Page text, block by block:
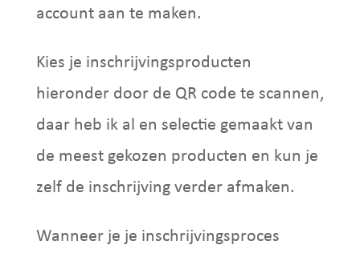
account aan te maken.
Kies je inschrijvingsproducten
hieronder door de QR code te scannen,
daar heb ik al en selectie gemaakt van
de meest gekozen producten en kun je
zelf de inschrijving verder afmaken.
Wanneer je je inschrijvingsproces